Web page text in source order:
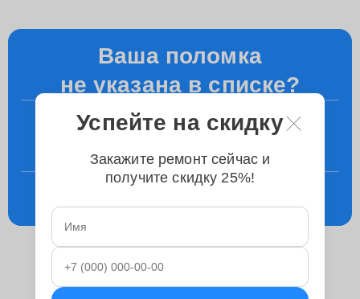
Ваша поломка
не указана в списке?
+7 (800) 100-49-87
Уточните у менеджера по телефону
Успейте на скидку
Закажите ремонт сейчас и
получите скидку 25%!